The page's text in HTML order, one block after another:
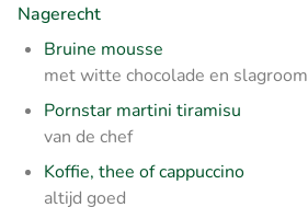
Nagerecht
Bruine mousse
met witte chocolade en slagroom
Pornstar martini tiramisu
van de chef
Koffie, thee of cappuccino
altijd goed